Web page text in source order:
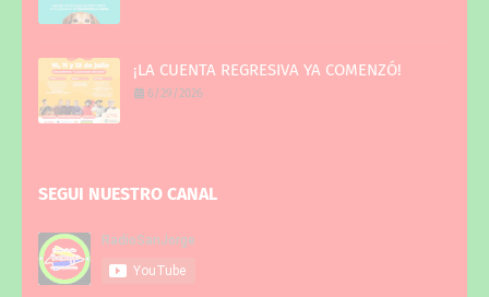
¡LA CUENTA REGRESIVA YA COMENZÓ!
6/29/2026
SEGUI NUESTRO CANAL